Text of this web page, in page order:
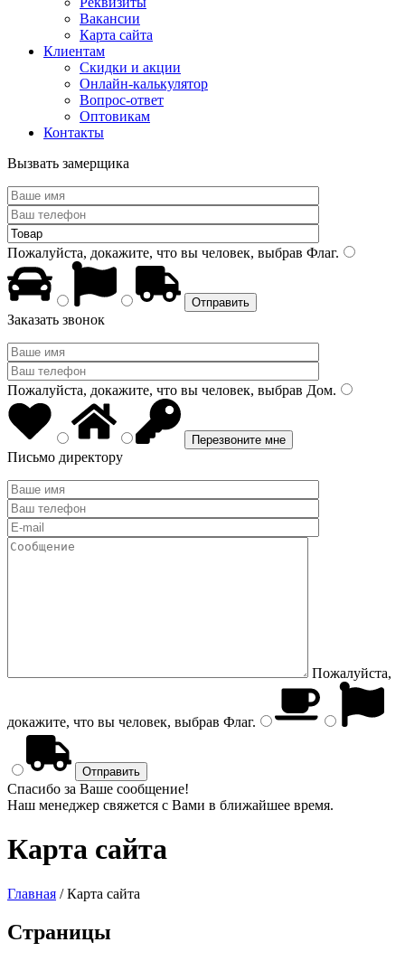
Вакансии
Карта сайта
Клиентам
Скидки и акции
Онлайн-калькулятор
Вопрос-ответ
Оптовикам
Контакты
Вызвать замерщика
Пожалуйста, докажите, что вы человек, выбрав Флаг.
Заказать звонок
Пожалуйста, докажите, что вы человек, выбрав Дом.
Письмо директору
Пожалуйста,
докажите, что вы человек, выбрав Флаг.
Спасибо за Ваше сообщение!
Наш менеджер свяжется с Вами в ближайшее время.
Карта сайта
Главная /Карта сайта
Страницы